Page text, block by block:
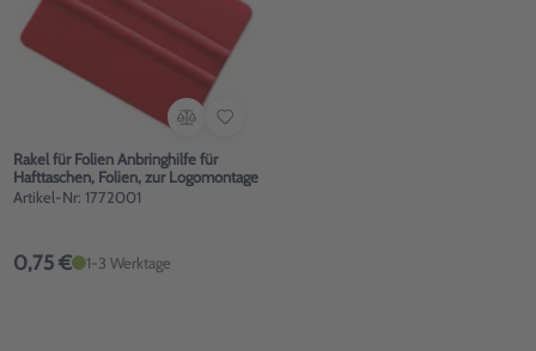
Rakel für Folien Anbringhilfe für
Hafttaschen, Folien, zur Logomontage
Artikel-Nr: 1772001
0,75 € 1-3 Werktage